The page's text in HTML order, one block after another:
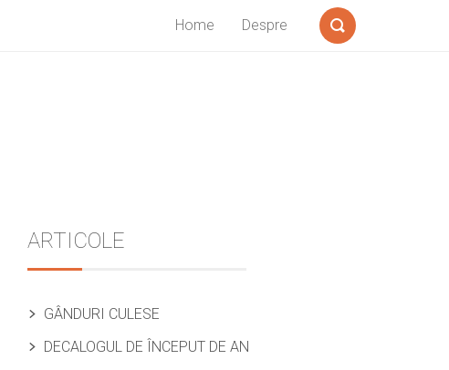
Home Despre
Sidebar
ARTICOLE
GÂNDURI CULESE
DECALOGUL DE ÎNCEPUT DE AN